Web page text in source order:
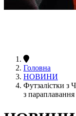
Головна
НОВИНИ
Футзалістки з
з параплавання